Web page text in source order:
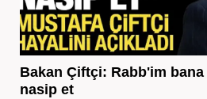
Bakan Çiftçi: Rabb'im
nasip et